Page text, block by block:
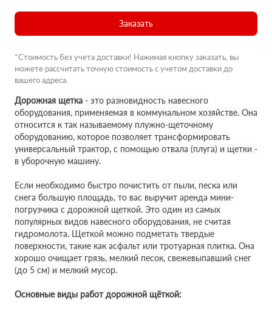
Заказать
*Стоимость без учета доставки! Нажимая кнопку заказать, вы
можете рассчитать точную стоимость с учетом доставки до
вашего адреса.
Дорожная щетка - это разновидность навесного
оборудования, применяемая в коммунальном хозяйстве. Она
относится к так называемому плужно-щеточному
оборудованию, которое позволяет трансформировать
универсальный трактор, с помощью отвала (плуга) и щетки -
в уборочную машину.
Если необходимо быстро почистить от пыли, песка или
снега большую площадь, то вас выручит аренда мини-
погрузчика с дорожной щеткой. Это один из самых
популярных видов навесного оборудования, не считая
гидромолота. Щеткой можно подметать твердые
поверхности, такие как асфальт или тротуарная плитка. Она
хорошо очищает грязь, мелкий песок, свежевыпавший снег
(до 5 см) и мелкий мусор.
Основные виды работ дорожной щёткой: